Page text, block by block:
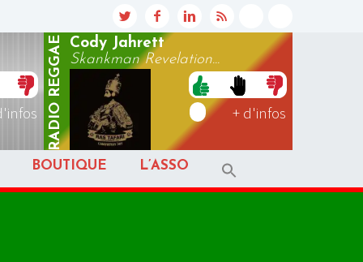
RADIO
REGGAE
Cody Jahrett
Skankman Revelation...
+ d'infos
BOUTIQUE L’ASSO